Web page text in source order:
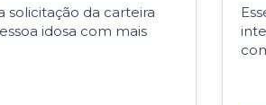
solicitação da carteira
idosa com mais